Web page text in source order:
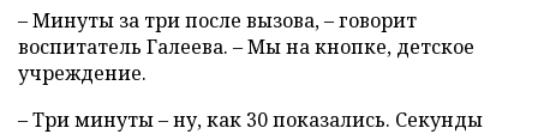
– Минуты за три после вызова, – говорит
воспитатель Галеева. – Мы на кнопке, детское
учреждение.
– Три минуты – ну, как 30 показались. Секунды